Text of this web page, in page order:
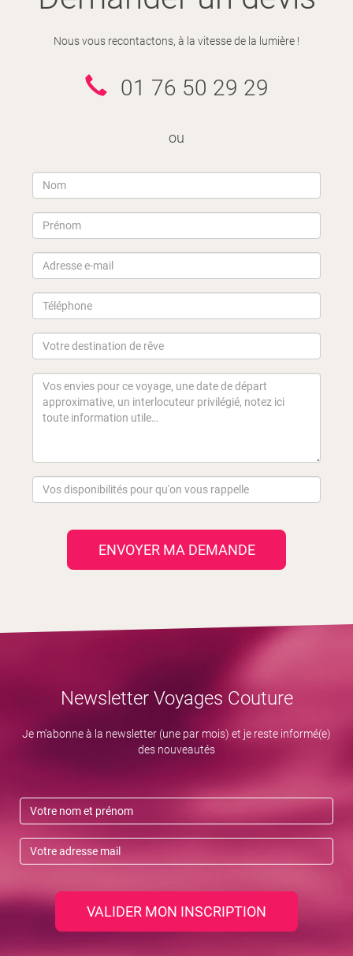
Nous vous recontactons, à la vitesse de la lumière !
01 76 50 29 29
ou
ENVOYER MA DEMANDE
Newsletter Voyages Couture
Je m’abonne à la newsletter (une par mois) et je reste informé(e)
des nouveautés
VALIDER MON INSCRIPTION